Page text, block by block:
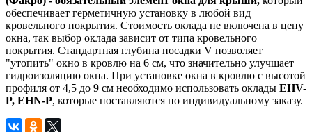
обеспечивает герметичную установку в любой вид
кровельного покрытия. Стоимость оклада не включена в цену
окна, так выбор оклада зависит от типа кровельного
покрытия. Стандартная глубина посадки V позволяет
"утопить" окно в кровлю на 6 см, что значительно улучшает
гидроизоляцию окна. При установке окна в кровлю с высотой
профиля от 4,5 до 9 см необходимо использовать оклады EHV-
P, EHN-P, которые поставляются по индивидуальному заказу.